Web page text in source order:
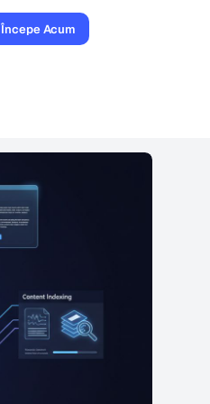
Începe Acum